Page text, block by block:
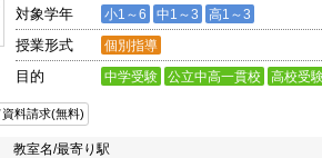
対象学年 小1～6 中1～3 高1～3
授業形式 個別指導
目的 中学受験 公立中高一貫校 高校受
料請求(無料)
教室名/最寄り駅